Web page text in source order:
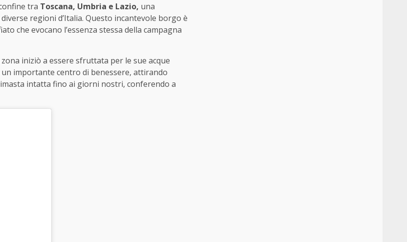
tra Toscana, Umbria e Lazio, una
regioni d’Italia. Questo incantevole borgo è
che evocano l’essenza stessa della campagna
iniziò a essere sfruttata per le sue acque
un importante centro di benessere, attirando
intatta fino ai giorni nostri, conferendo a